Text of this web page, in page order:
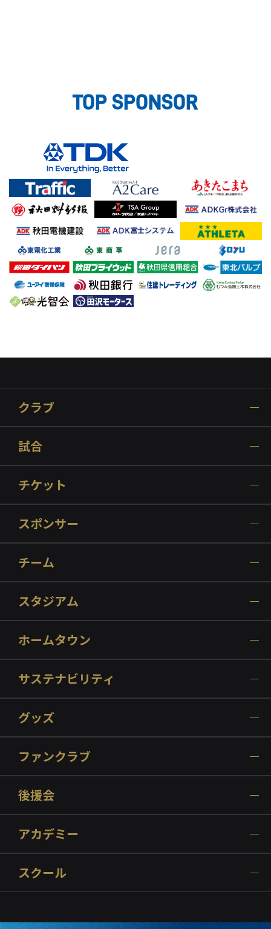
TOP SPONSOR
クラブ
試合
チケット
スポンサー
チーム
スタジアム
ホームタウン
サステナビリティ
グッズ
ファンクラブ
後援会
アカデミー
スクール